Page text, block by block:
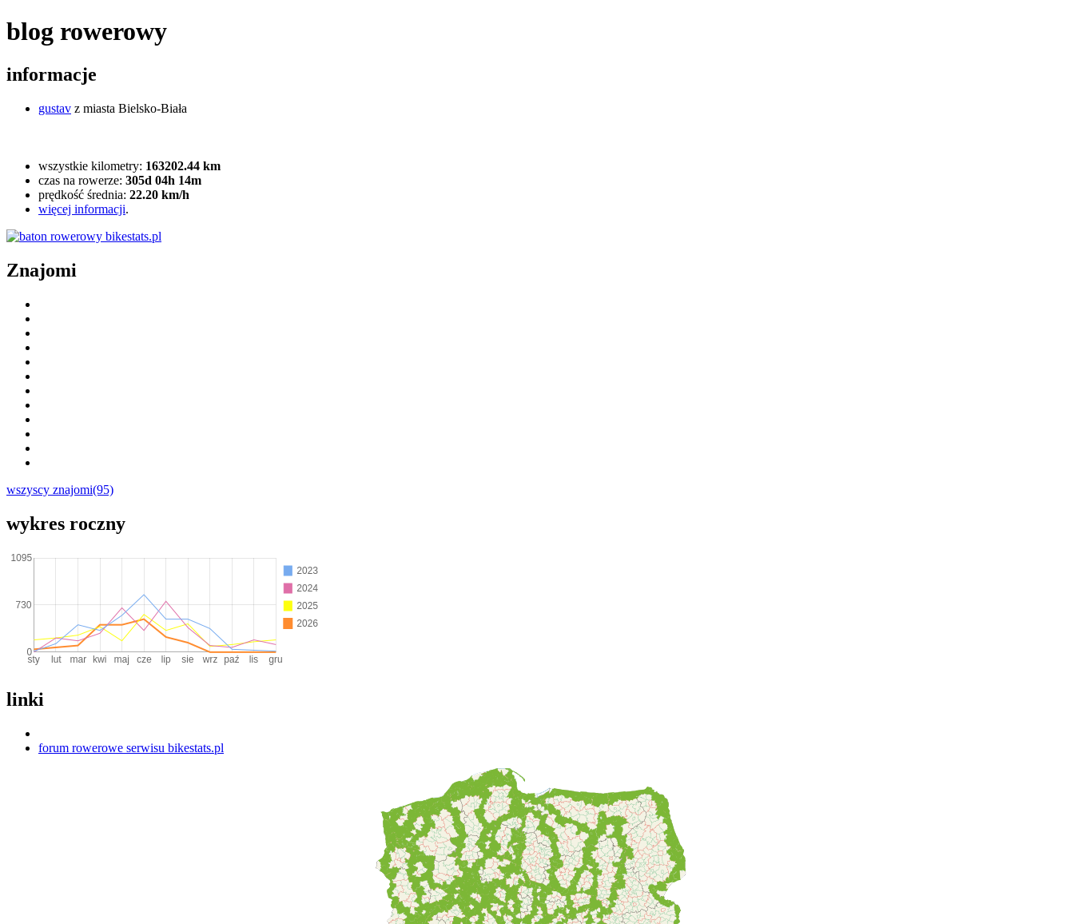
blog rowerowy
informacje
gustav z miasta Bielsko-Biała
wszystkie kilometry: 163202.44 km
czas na rowerze: 305d 04h 14m
prędkość średnia: 22.20 km/h
więcej informacji.
Znajomi
wszyscy znajomi(95)
wykres roczny
linki
forum rowerowe serwisu bikestats.pl